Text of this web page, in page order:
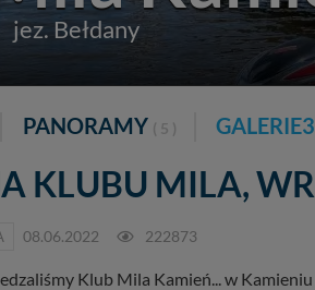
jez. Bełdany
PANORAMY ( 5 )
KLUBU MILA,
08.06.2022 222873
Klub Mila Kamień... w